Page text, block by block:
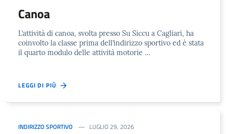
Canoa
L’attività di canoa, svolta presso Su Siccu a Cagliari, ha
coinvolto la classe prima dell’indirizzo sportivo ed è stata
il quarto modulo delle attività motorie …
LEGGI DI PIÙ
INDIRIZZO SPORTIVO LUGLIO 29, 2026